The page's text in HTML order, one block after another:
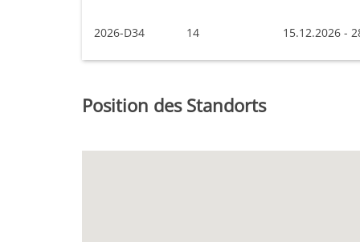
2026-D34 14 15.12.2026 -
Position des Standorts